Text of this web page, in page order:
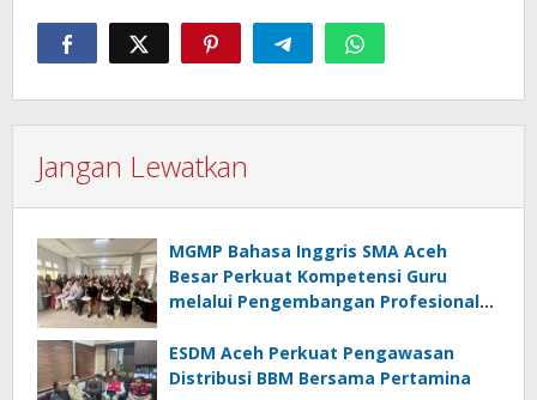
Jangan Lewatkan
MGMP Bahasa Inggris SMA Aceh
Besar Perkuat Kompetensi Guru
melalui Pengembangan Profesional
ESDM Aceh Perkuat Pengawasan
Distribusi BBM Bersama Pertamina